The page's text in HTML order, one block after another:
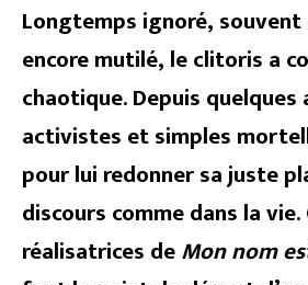
Longtemps ignoré,
encore mutilé, le clitoris a
chaotique. Depuis quelques
activistes et simples
pour lui redonner sa juste
discours comme dans la vie.
réalisatrices deMon nom